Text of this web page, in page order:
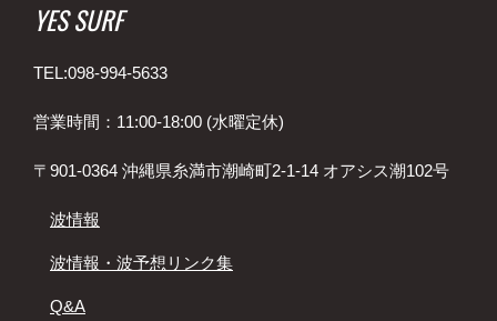
YES SURF
TEL:098-994-5633
営業時間：11:00-18:00 (水曜定休)
〒901-0364 沖縄県糸満市潮崎町2-1-14 オアシス潮102号
波情報
波情報・波予想リンク集
Q&A